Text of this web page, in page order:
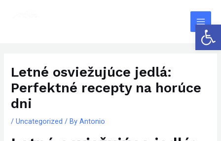
Main
Letné osviežujúce jedlá:
Perfektné recepty na horúce
dni
/Uncategorized / ByAntonio
made
accessibility